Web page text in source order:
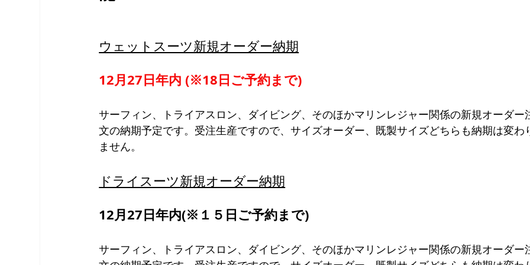
ウェットスーツ新規オーダー納期
12月27日年内 (※18日ご予約まで)
サーフィン、トライアスロン、ダイビング、そのほかマリンレジャー関係の新規オーダー
文の納期予定です。受注生産ですので、サイズオーダー、既製サイズどちらも納期は変わ
ません。
ドライスーツ新規オーダー納期
12月27日年内(※１５日ご予約まで)
サーフィン、トライアスロン、ダイビング、そのほかマリンレジャー関係の新規オーダー